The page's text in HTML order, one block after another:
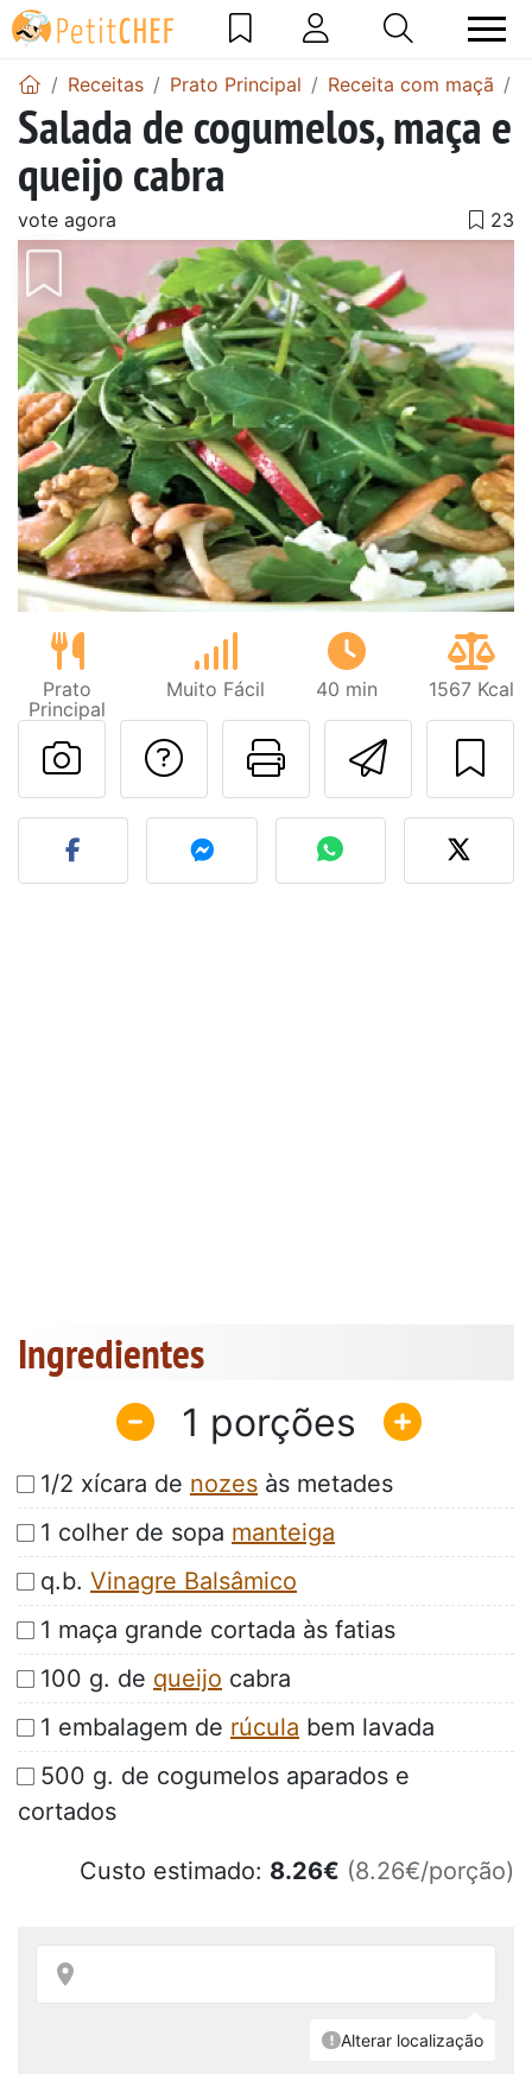
Receitas Prato Principal Receita com maçã
Salada de cogumelos, maça e
queijo cabra
vote agora
Prato
Principal
Muito Fácil 40 min 1567 Kcal
Imprima
Falar com o autor
Fez esta receita?
Ingredientes
1
1/2 xícara de nozes às metades
1 colher de sopa manteiga
q.b. Vinagre Balsâmico
1 maça grande cortada às fatias
100 g. de queijo cabra
1 embalagem de rúcula bem lavada
500 g. de cogumelos aparados e
cortados
Custo estimado: 8.26€ (8.26€/porção)